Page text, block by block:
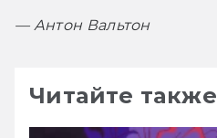
— Антон Вальтон
Читайте также